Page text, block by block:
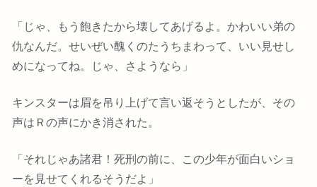
「じゃ、もう飽きたから壊してあげるよ。かわいい弟の
仇なんだ。せいぜい醜くのたうちまわって、いい見せし
めになってね。じゃ、さようなら」
キンスターは眉を吊り上げて言い返そうとしたが、その
声はＲの声にかき消された。
「それじゃあ諸君！死刑の前に、この少年が面白いショ
ーを見せてくれるそうだよ」